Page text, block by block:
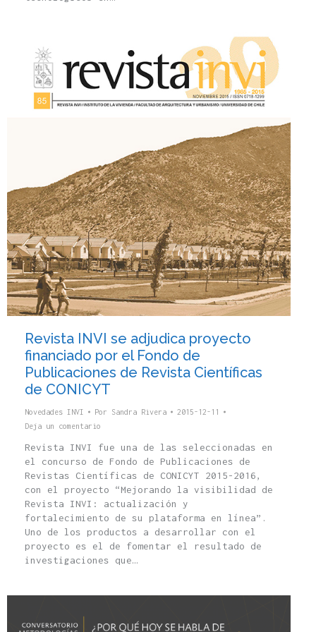
Revista INVI se adjudica proyecto
financiado por el Fondo de
Publicaciones de Revista Científicas
de CONICYT
Novedades INVI Por Sandra Rivera
2015-12-11
Deja un comentario
Revista INVI fue una de las seleccionadas en
el concurso de Fondo de Publicaciones de
Revistas Científicas de CONICYT 2015-2016,
con el proyecto “Mejorando la visibilidad de
Revista INVI: actualización y
fortalecimiento de su plataforma en línea”.
Uno de los productos a desarrollar con el
proyecto es el de fomentar el resultado de
investigaciones que…